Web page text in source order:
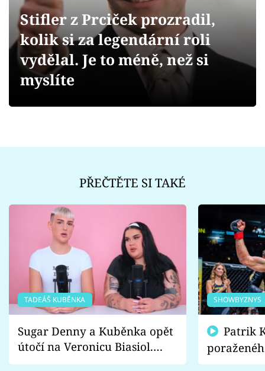
Videa
Sledujte prima+
Stifler z Prciček prozradil,
kolik si za legendární roli
vydělal. Je to méně, než si
myslíte
PŘEČTĚTE SI TAKÉ
TADEÁŠ KUBĚNKA
Sugar Denny a Kuběnka opět
útočí na Veronicu Biasiol.
Proč je podle nich falešná a
SHOWBYZNYS
fanoušci